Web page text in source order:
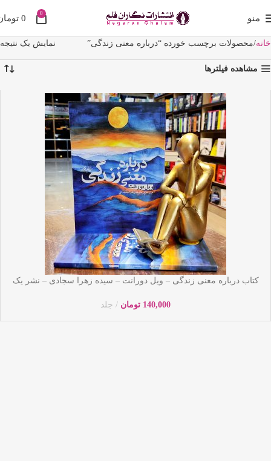
منو 0
0
خانه محصولات برچسب خورده “درباره معنی زندگی” نمایش یک نتیجه
مشاهده فیلترها
کتاب درباره معنی زندگی – ویل دورانت – سیده زهرا سجادی – نشر یک
140,000 تومان جلد